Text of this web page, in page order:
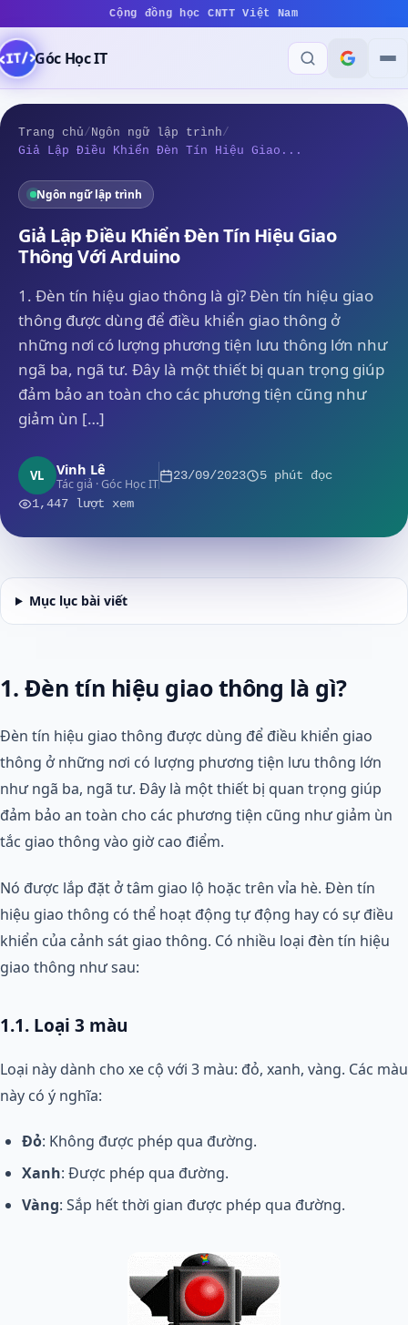
Cộng đồng học CNTT Việt Nam
Góc Học IT
Trang chủ/ Ngôn ngữ lập trình/
Giả Lập Điều Khiển Đèn Tín Hiệu Giao...
Ngôn ngữ lập trình
Giả Lập Điều Khiển Đèn Tín Hiệu Giao
Thông Với Arduino
1. Đèn tín hiệu giao thông là gì? Đèn tín hiệu giao
thông được dùng để điều khiển giao thông ở
những nơi có lượng phương tiện lưu thông lớn như
ngã ba, ngã tư. Đây là một thiết bị quan trọng giúp
đảm bảo an toàn cho các phương tiện cũng như
giảm ùn […]
VL Vinh Lê
Tác giả · Góc Học IT
23/09/2023 5 phút đọc
1,447 lượt xem
Mục lục bài viết
1. Đèn tín hiệu giao thông là gì?
Đèn tín hiệu giao thông được dùng để điều khiển giao
thông ở những nơi có lượng phương tiện lưu thông lớn
như ngã ba, ngã tư. Đây là một thiết bị quan trọng giúp
đảm bảo an toàn cho các phương tiện cũng như giảm ùn
tắc giao thông vào giờ cao điểm.
Nó được lắp đặt ở tâm giao lộ hoặc trên vỉa hè. Đèn tín
hiệu giao thông có thể hoạt động tự động hay có sự điều
khiển của cảnh sát giao thông. Có nhiều loại đèn tín hiệu
giao thông như sau:
1.1. Loại 3 màu
Loại này dành cho xe cộ với 3 màu: đỏ, xanh, vàng. Các màu
này có ý nghĩa:
Đỏ: Không được phép qua đường.
Xanh: Được phép qua đường.
Vàng: Sắp hết thời gian được phép qua đường.